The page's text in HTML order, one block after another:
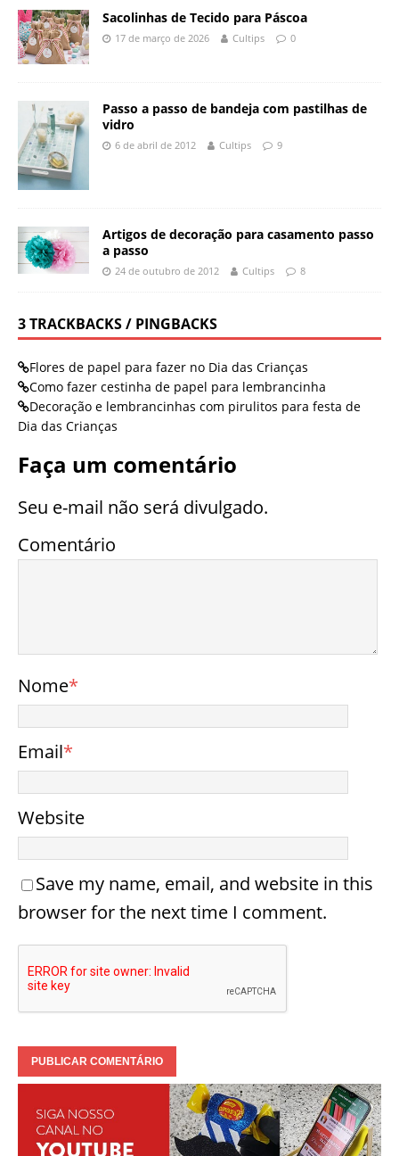
Sacolinhas de Tecido para Páscoa
17 de março de 2026 Cultips 0
Passo a passo de bandeja com pastilhas de
vidro
6 de abril de 2012 Cultips 9
Artigos de decoração para casamento passo
a passo
24 de outubro de 2012 Cultips 8
3 TRACKBACKS / PINGBACKS
Flores de papel para fazer no Dia das Crianças
Como fazer cestinha de papel para lembrancinha
Decoração e lembrancinhas com pirulitos para festa de
Dia das Crianças
Faça um comentário
Seu e-mail não será divulgado.
Comentário
Nome*
Email*
Website
Save my name, email, and website in this
browser for the next time I comment.